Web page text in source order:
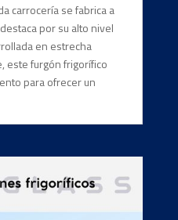
carrocería se fabrica a
por su alto nivel
en estrecha
este furgón frigorífico
para ofrecer un